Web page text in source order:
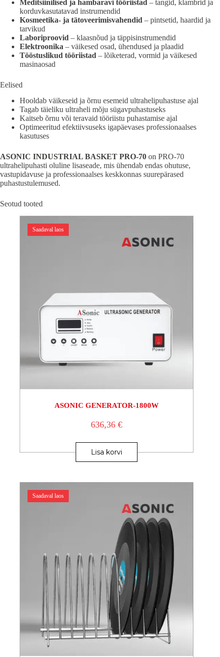
Meditsiinilised ja hambaravi tööriistad – tangid, klambrid ja
korduvkasutatavad instrumendid
Kosmeetika- ja tätoveerimisvahendid – pintsetid, haardid ja
tarvikud
Laboriproovid – klaasnõud ja täppisinstrumendid
Elektroonika – väikesed osad, ühendused ja plaadid
Tööstuslikud tööriistad – lõiketerad, vormid ja väikesed
masinaosad
Eelised
Hooldab väikeseid ja õrnu esemeid ultrahelipuhastuse ajal
Tagab täieliku ultraheli mõju sügavpuhastuseks
Kaitseb õrnu või teravaid tööriistu puhastamise ajal
Optimeeritud efektiivsuseks igapäevases professionaalses
kasutuses
ASONIC INDUSTRIAL BASKET PRO-70 on PRO-70
ultrahelipuhasti oluline lisaseade, mis ühendab endas ohutuse,
vastupidavuse ja professionaalses keskkonnas suurepärased
puhastustulemused.
Seotud tooted
Saadaval laos
ASONIC GENERATOR-1800W
636,36€
Lisa korvi
Saadaval laos